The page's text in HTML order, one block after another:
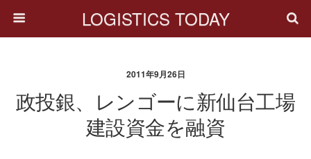
LOGISTICS TODAY
2011年9月26日
政投銀、レンゴーに新仙台工場
建設資金を融資